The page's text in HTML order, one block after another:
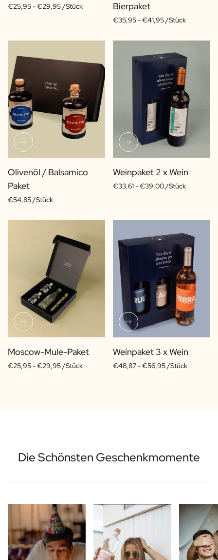
€25,95 -€29,95 /Stück
Bierpaket
€35,95 -€41,95 /Stück
Olivenöl / Balsamico
Paket
€54,85 /Stück
Weinpaket 2 x Wein
€33,61 -€39,00 /Stück
Moscow-Mule-Paket
€25,95 -€29,95 /Stück
Weinpaket 3 x Wein
€48,87 -€56,95 /Stück
Die Schönsten Geschenkmomente